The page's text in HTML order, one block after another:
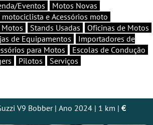
Eventos
Motos Novas
e Acessórios moto
Motos
Stands Usadas
Oficinas de Motos
de Equipamentos
Importadores de
para Motos
Escolas de Condução
Pilotos Serviços
V9 Bobber | Ano 2024 | 1 km | €